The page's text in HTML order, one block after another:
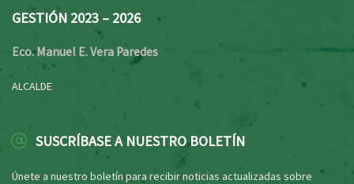
GESTIÓN 2023 – 2026
Eco. Manuel E. Vera Paredes
ALCALDE
SUSCRÍBASE A NUESTRO BOLETÍN
Únete a nuestro boletín para recibir noticias actualizadas sobre